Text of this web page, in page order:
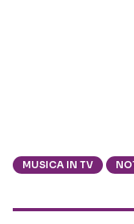
MUSICA IN TV